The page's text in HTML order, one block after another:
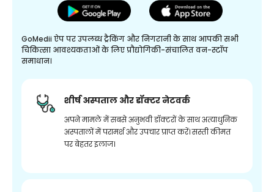
GoMedii ऐप पर उपलब्ध ट्रैकिंग और निगरानी के साथ आपकी सभी
चिकित्सा आवश्यकताओं के लिए प्रौद्योगिकी-संचालित वन-स्टॉप
समाधान।
शीर्ष अस्पताल और डॉक्टर नेटवर्क
अपने मामले में सबसे अनुभवी डॉक्टरों के साथ अत्याधुनिक
अस्पतालों में परामर्श और उपचार प्राप्त करें। सस्ती कीमत
पर बेहतर इलाज।